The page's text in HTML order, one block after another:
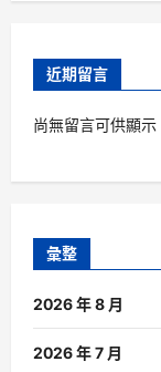
近期留言
尚無留言可供顯示
彙整
2026 年 8 月
2026 年 7 月